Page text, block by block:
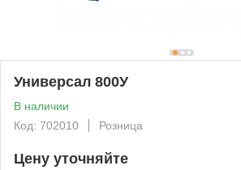
Универсал 800У
В наличии
Код: 702010
Розница
Цену уточняйте